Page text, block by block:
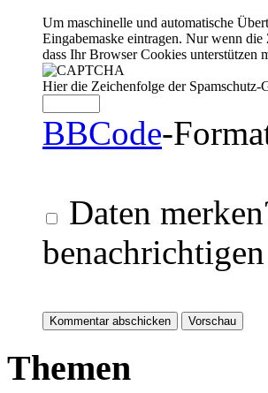
Um maschinelle und automatische
Eingabemaske eintragen. Nur wenn
dass Ihr Browser Cookies unterstützen
Hier die Zeichenfolge der Spamschutz-
BBCode-
Daten
benachrichtigen
Themen